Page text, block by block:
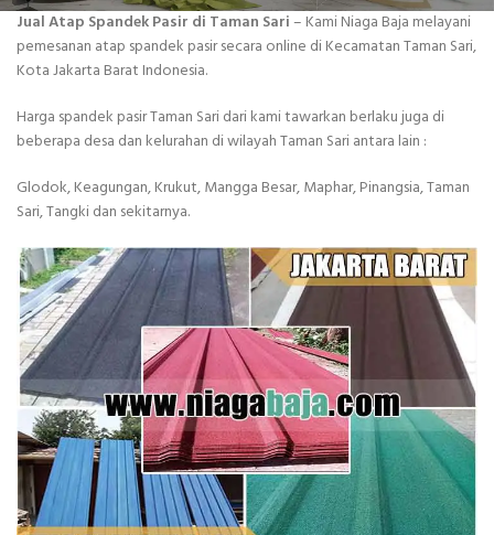
Jual Atap Spandek Pasir di Taman Sari– Kami Niaga Baja melayani
pemesanan atap spandek pasir secara online di Kecamatan Taman Sari,
Kota Jakarta Barat Indonesia.
Harga spandek pasir Taman Sari dari kami tawarkan berlaku juga di
beberapa desa dan kelurahan di wilayah Taman Sari antara lain :
Glodok, Keagungan, Krukut, Mangga Besar, Maphar, Pinangsia, Taman
Sari, Tangki dan sekitarnya.